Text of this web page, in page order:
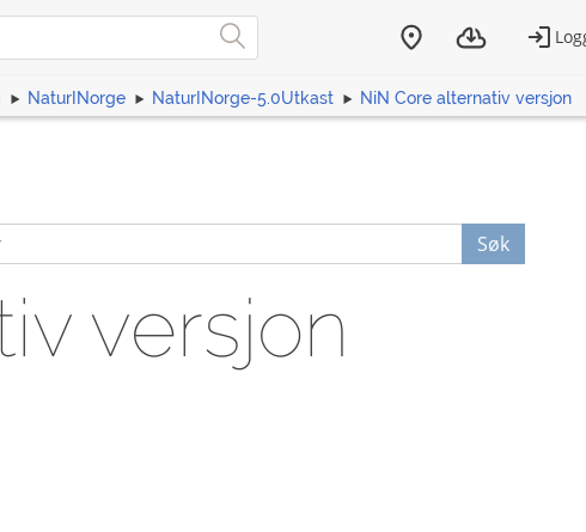
NaturINorge NaturINorge-5.0Utkast NiN Core alternativ versjon
Søk
versjon